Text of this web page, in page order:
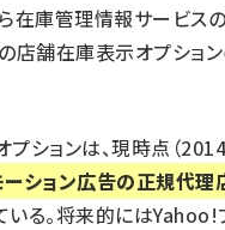
在庫管理情報サービス
店舗在庫表示オプショ
ションは、現時点（
ション広告の正規代理
いる。将来的にはYahoo!